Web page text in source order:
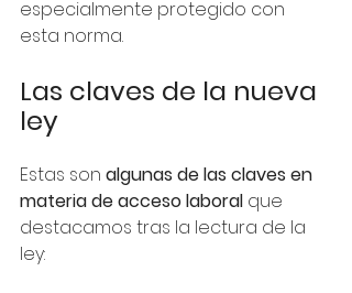
especialmente protegido con
esta norma.
Las claves de la nueva
ley
Estas son algunas de las claves en
materia de acceso laboral que
destacamos tras la lectura de la
ley: